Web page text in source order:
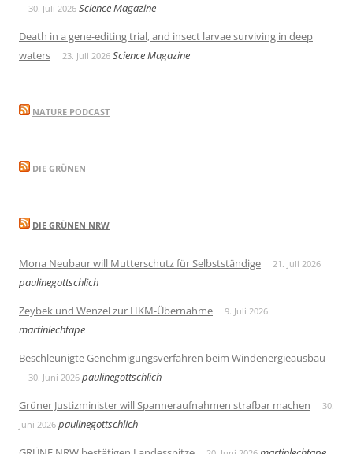
30. Juli 2026 Science Magazine
Death in a gene-editing trial, and insect larvae surviving in deep
waters
23. Juli 2026 Science Magazine
NATURE PODCAST
DIE GRÜNEN
DIE GRÜNEN NRW
Mona Neubaur will Mutterschutz für Selbstständige 21. Juli 2026
paulinegottschlich
Zeybek und Wenzel zur HKM-Übernahme
9. Juli 2026
martinlechtape
Beschleunigte Genehmigungsverfahren beim Windenergieausbau
30. Juni 2026 paulinegottschlich
Grüner Justizminister will Spanneraufnahmen strafbar machen
30.
Juni 2026 paulinegottschlich